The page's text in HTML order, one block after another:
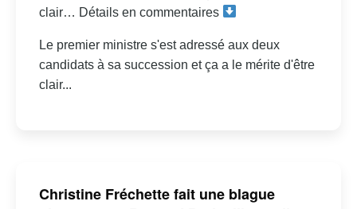
clair… Détails en commentaires
Le premier ministre s'est adressé aux deux
candidats à sa succession et ça a le mérite d'être
clair...
Christine Fréchette fait une blague